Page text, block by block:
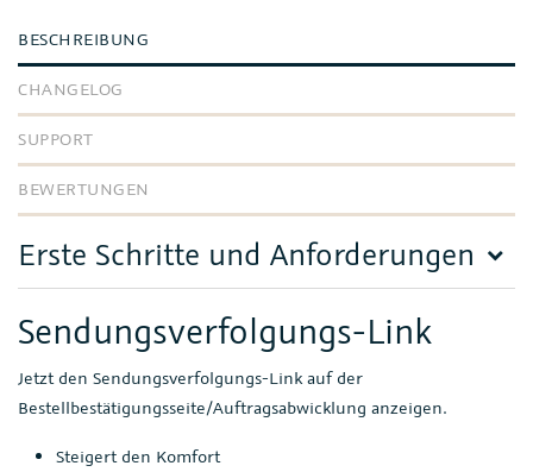
BESCHREIBUNG
CHANGELOG
SUPPORT
BEWERTUNGEN
Erste Schritte und Anforderungen
Sendungsverfolgungs-Link
Jetzt den Sendungsverfolgungs-Link auf der
Bestellbestätigungsseite/Auftragsabwicklung anzeigen.
Steigert den Komfort